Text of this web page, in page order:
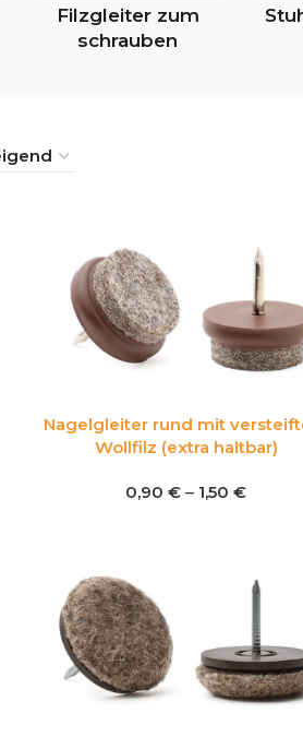
Filzgleiter zum
schrauben
Nagelgleiter rund mit
Wollfilz (extra haltbar)
0,90€ – 1,50€